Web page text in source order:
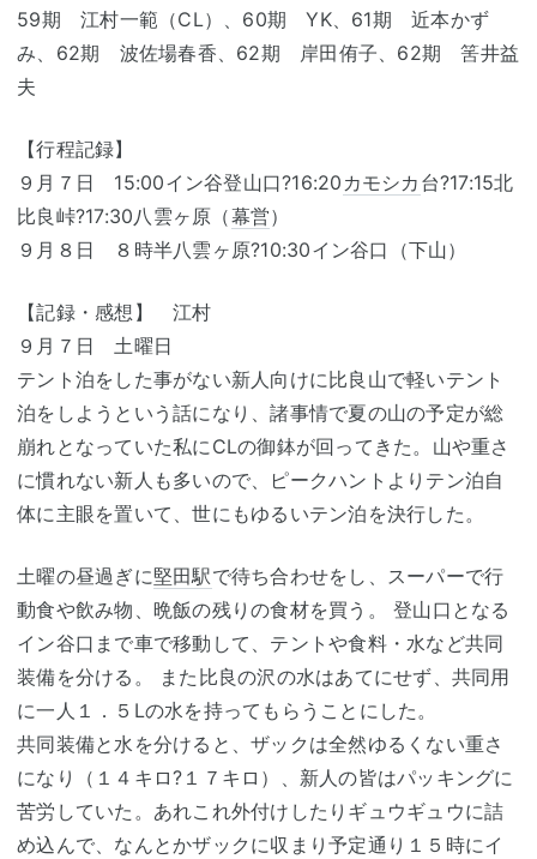
59期 江村一範（CL）、60期 YK、61期 近本かず
み、62期 波佐場春香、62期 岸田侑子、62期 筈井益
夫
【行程記録】
９月７日 15:00イン谷登山口?16:20 カモシカ 台?17:15北
比良峠?17:30八雲ヶ原（幕営）
９月８日 ８時半八雲ヶ原?10:30イン谷口（下山）
【記録・感想】 江村
９月７日 土曜日
テント泊をした事がない新人向けに比良山で軽いテント
泊をしようという話になり、諸事情で夏の山の予定が総
崩れとなっていた私にCLの御鉢が回ってきた。山や重さ
に慣れない新人も多いので、ピークハントよりテン泊自
体に主眼を置いて、世にもゆるいテン泊を決行した。
土曜の昼過ぎに堅田駅で待ち合わせをし、スーパーで行
動食や飲み物、晩飯の残りの食材を買う。 登山口となる
イン谷口まで車で移動して、テントや食料・水など共同
装備を分ける。 また比良の沢の水はあてにせず、共同用
に一人１．５Lの水を持ってもらうことにした。
共同装備と水を分けると、ザックは全然ゆるくない重さ
になり（１４キロ?１７キロ）、新人の皆はパッキングに
苦労していた。あれこれ外付けしたりギュウギュウに詰
め込んで、なんとかザックに収まり予定通り１５時にイ